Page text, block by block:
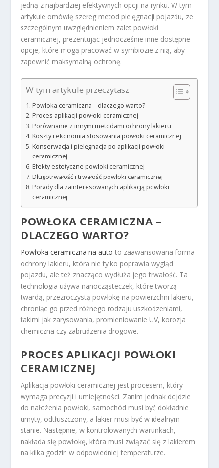
jedną z najbardziej efektywnych opcji na rynku. W tym
artykule omówię szereg metod pielęgnacji pojazdu, ze
szczególnym uwzględnieniem zalet powłoki
ceramicznej, prezentując jednocześnie inne dostępne
opcje, które mogą pracować w symbiozie z nią, aby
zapewnić maksymalną ochronę.
W tym artykule przeczytasz
Powłoka ceramiczna – dlaczego warto?
Proces aplikacji powłoki ceramicznej
Porównanie z innymi metodami ochrony lakieru
Koszty i ekonomia stosowania powłoki ceramicznej
Konserwacja i pielęgnacja po aplikacji powłoki
ceramicznej
Efekty estetyczne powłoki ceramicznej
Długotrwałość i trwałość powłoki ceramicznej
Porady dla zainteresowanych aplikacją powłoki
ceramicznej
POWŁOKA CERAMICZNA –
DLACZEGO WARTO?
Powłoka ceramiczna na auto to zaawansowana forma
ochrony lakieru, która nie tylko poprawia wygląd
pojazdu, ale też znacząco wydłuża jego trwałość. Ta
technologia używa nanocząsteczek, które tworzą
twardą, przezroczystą powłokę na powierzchni lakieru,
chroniąc go przed różnego rodzaju uszkodzeniami,
takimi jak zarysowania, promieniowanie UV, korozja
chemiczna czy zabrudzenia drogowe.
PROCES APLIKACJI POWŁOKI
CERAMICZNEJ
Aplikacja powłoki ceramicznej jest procesem, który
wymaga precyzji i umiejętności. Zanim jednak dojdzie
do nałożenia powłoki, samochód musi być dokładnie
umyty, odtłuszczony, a lakier musi być w idealnym
stanie. Następnie, w kontrolowanych warunkach,
nakłada się powłokę, która musi związać się z lakierem
na kilka godzin w odpowiedniej temperaturze.